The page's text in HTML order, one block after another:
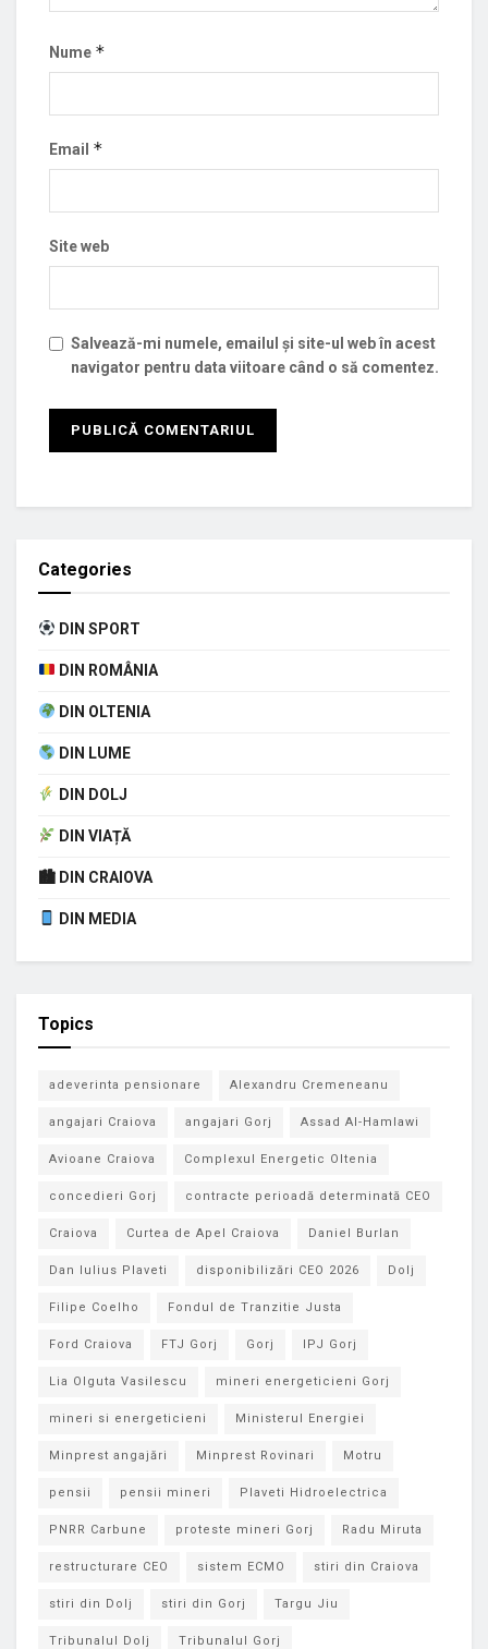
Nume *
Email *
Site web
Salvează-mi numele, emailul și site-ul web în acest
navigator pentru data viitoare când o să comentez.
Categories
DIN SPORT
DIN ROMÂNIA
DIN OLTENIA
DIN LUME
DIN DOLJ
DIN VIAȚĂ
🏙 DIN CRAIOVA
DIN MEDIA
Topics
adeverinta pensionare Alexandru Cremeneanu
angajari Craiova angajari Gorj Assad Al-Hamlawi
Avioane Craiova Complexul Energetic Oltenia
concedieri Gorj contracte perioadă determinată CEO
Craiova Curtea de Apel Craiova Daniel Burlan
Dan Iulius Plaveti disponibilizări CEO 2026 Dolj
Filipe Coelho Fondul de Tranzitie Justa
Ford Craiova FTJ Gorj Gorj IPJ Gorj
Lia Olguta Vasilescu mineri energeticieni Gorj
mineri si energeticieni Ministerul Energiei
Minprest angajări Minprest Rovinari Motru
pensii pensii mineri Plaveti Hidroelectrica
PNRR Carbune proteste mineri Gorj Radu Miruta
restructurare CEO sistem ECMO stiri din Craiova
stiri din Dolj stiri din Gorj Targu Jiu
Tribunalul Dolj Tribunalul Gorj